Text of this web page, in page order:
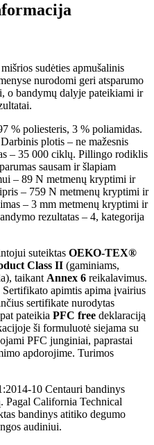
sudėties apmušalinis
nurodomi geri atsparumo
bandymų dalyje pateikiami ir
% poliesteris, 3 % poliamidas.
plotis – ne mažesnis
– 35 000 ciklų. Pillingo rodiklis
sausam ir šlapiam
– 89 N metmenų kryptimi ir
– 759 N metmenų kryptimi ir
– 3 mm metmenų kryptimi ir
rezultatas – 4, kategorija
suteiktas OEKO-TEX®
Class II (gaminiams,
taikant Annex 6 reikalavimus.
Sertifikato apimtis apima įvairius
sertifikate nurodytas
pateikia PFC free deklaraciją
ši formuluotė siejama su
PFC junginiai, paprastai
apdorojime. Turimos
10 Centauri bandinys
Pagal California Technical
bandinys atitiko degumo
audiniui.